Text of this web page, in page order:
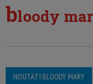
bloody
NOUTATI BLOODY MARY